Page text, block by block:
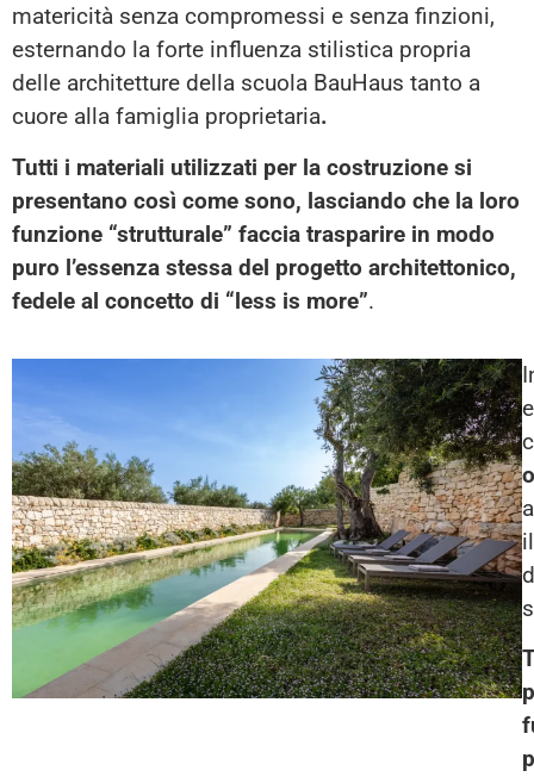
matericità senza compromessi e senza finzioni,
esternando la forte influenza stilistica propria
delle architetture della scuola BauHaus tanto a
cuore alla famiglia proprietaria.
Tutti i materiali utilizzati per la costruzione si
presentano così come sono, lasciando che la loro
funzione “strutturale” faccia trasparire in modo
puro l’essenza stessa del progetto architettonico,
fedele al concetto di “less is more”.